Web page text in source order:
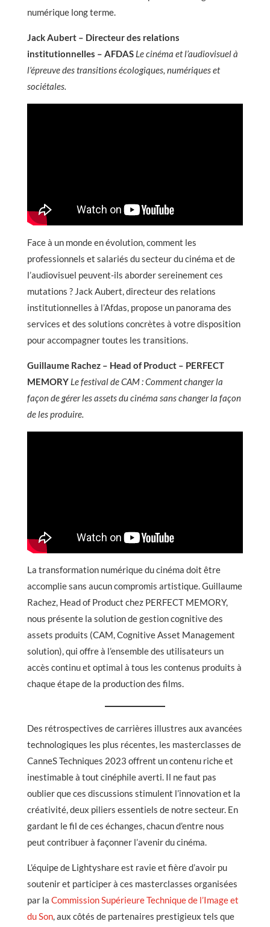
numérique long terme.
Jack Aubert – Directeur des relations
institutionnelles – AFDAS Le cinéma et l’audiovisuel à
l’épreuve des transitions écologiques, numériques et
sociétales.
Face à un monde en évolution, comment les
professionnels et salariés du secteur du cinéma et de
l’audiovisuel peuvent-ils aborder sereinement ces
mutations ? Jack Aubert, directeur des relations
institutionnelles à l’Afdas, propose un panorama des
services et des solutions concrètes à votre disposition
pour accompagner toutes les transitions.
Guillaume Rachez – Head of Product – PERFECT
MEMORY Le festival de CAM : Comment changer la
façon de gérer les assets du cinéma sans changer la façon
de les produire.
La transformation numérique du cinéma doit être
accomplie sans aucun compromis artistique. Guillaume
Rachez, Head of Product chez PERFECT MEMORY,
nous présente la solution de gestion cognitive des
assets produits (CAM, Cognitive Asset Management
solution), qui offre à l’ensemble des utilisateurs un
accès continu et optimal à tous les contenus produits à
chaque étape de la production des films.
Des rétrospectives de carrières illustres aux avancées
technologiques les plus récentes, les masterclasses de
CanneS Techniques 2023 offrent un contenu riche et
inestimable à tout cinéphile averti. Il ne faut pas
oublier que ces discussions stimulent l’innovation et la
créativité, deux piliers essentiels de notre secteur. En
gardant le fil de ces échanges, chacun d’entre nous
peut contribuer à façonner l’avenir du cinéma.
L’équipe de Lightyshare est ravie et fière d’avoir pu
soutenir et participer à ces masterclasses organisées
par la Commission Supérieure Technique de l’Image et
du Son, aux côtés de partenaires prestigieux tels que